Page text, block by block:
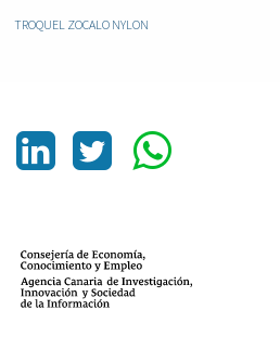
TROQUEL ZOCALO NYLON